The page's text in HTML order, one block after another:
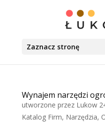
Zaznacz stronę
Wynajem narzędzi
utworzone przez Lukow
Katalog Firm, Narzędzia,